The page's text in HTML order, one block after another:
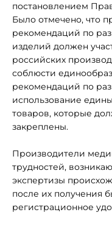
постановлением
Было отмечено, что
рекомендаций по
изделий должен
российских
соблюсти
рекомендаций по
использование
товаров, которые
закреплены.
Производители
трудностей,
экспертизы
после их получения
регистрационное